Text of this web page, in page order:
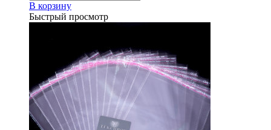
В корзину
Быстрый просмотр